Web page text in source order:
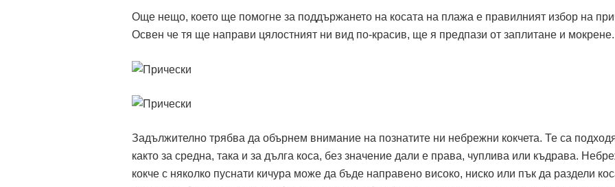
Още нещо, което ще помогне за поддържането на косата на плажа е правилният избор на
Освен че тя ще направи цялостният ни вид по-красив, ще я предпази от заплитане и мокрене.
Задължително трябва да обърнем внимание на познатите ни небрежни кокчета. Те са
както за средна, така и за дълга коса, без значение дали е права, чуплива или къдрава.
кокче с няколко пуснати кичура може да бъде направено високо, ниско или пък да раздели